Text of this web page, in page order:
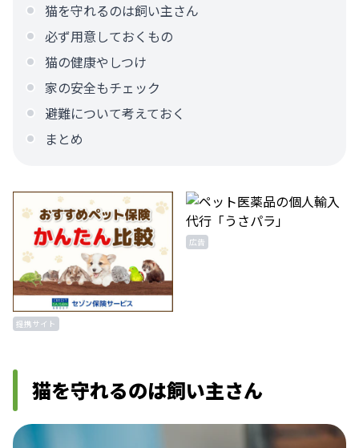
猫を守れるのは飼い主さん
必ず用意しておくもの
猫の健康やしつけ
家の安全もチェック
避難について考えておく
まとめ
提携サイト
広告
猫を守れるのは飼い主さん